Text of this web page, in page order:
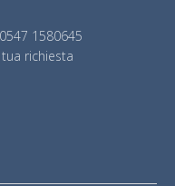
1580645
richiesta